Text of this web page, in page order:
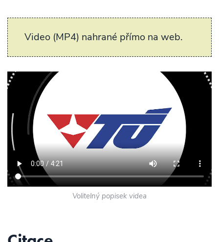
Video (MP4) nahrané přímo na web.
Volitelný popisek videa